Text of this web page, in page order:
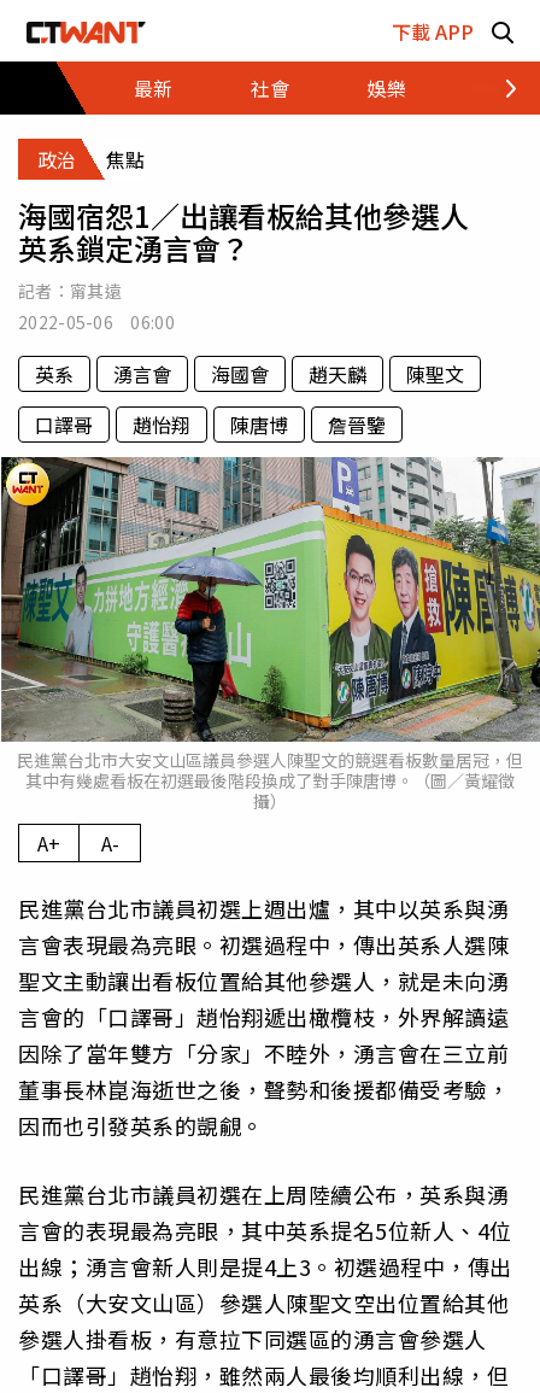
下載 APP
最新
社會 娛樂 財經
政治 焦點
海國宿怨1／出讓看板給其他參選人
英系鎖定湧言會？
記者： 甯其遠
2022-05-06 06:00
英系 湧言會 海國會 趙天麟
陳聖文
口譯哥
趙怡翔 陳唐博 詹晉鑒
民進黨台北市大安文山區議員參選人陳聖文的競選看板數量居冠，但
其中有幾處看板在初選最後階段換成了對手陳唐博。（圖／黃耀徵
攝）
A+ A-
民進黨台北市議員初選上週出爐，其中以英系與湧
言會表現最為亮眼。初選過程中，傳出英系人選陳
聖文主動讓出看板位置給其他參選人，就是未向湧
言會的「口譯哥」趙怡翔遞出橄欖枝，外界解讀遠
因除了當年雙方「分家」不睦外，湧言會在三立前
董事長林崑海逝世之後，聲勢和後援都備受考驗，
因而也引發英系的覬覦。
民進黨台北市議員初選在上周陸續公布，英系與湧
言會的表現最為亮眼，其中英系提名5位新人、4位
出線；湧言會新人則是提4上3。初選過程中，傳出
英系（大安文山區）參選人陳聖文空出位置給其他
參選人掛看板，有意拉下同選區的湧言會參選人
「口譯哥」趙怡翔，雖然兩人最後均順利出線，但